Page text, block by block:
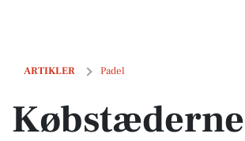
ARTIKLER Padel
Købstædernes Forsikring indgår